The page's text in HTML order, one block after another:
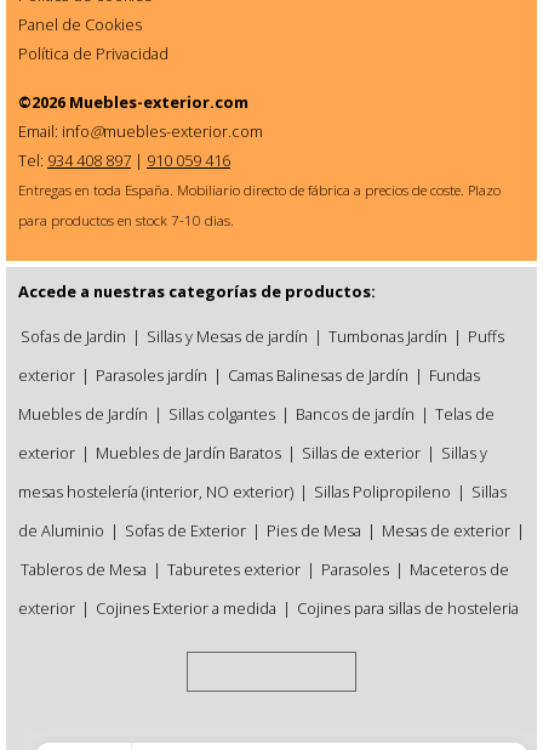
Panel de Cookies
Política de Privacidad
©2026 Muebles-exterior.com
Email: info@muebles-exterior.com
Tel: 934 408 897 | 910 059 416
Entregas en toda España. Mobiliario directo de fábrica a precios de coste. Plazo
para productos en stock 7-10 dias.
Accede a nuestras categorías de productos:
Sofas de Jardin | Sillas y Mesas de jardín | Tumbonas Jardín | Puffs
exterior | Parasoles jardín | Camas Balinesas de Jardín | Fundas
Muebles de Jardín | Sillas colgantes | Bancos de jardín | Telas de
exterior | Muebles de Jardín Baratos | Sillas de exterior | Sillas y
mesas hostelería (interior, NO exterior) | Sillas Polipropileno | Sillas
de Aluminio | Sofas de Exterior | Pies de Mesa | Mesas de exterior |
Tableros de Mesa | Taburetes exterior | Parasoles | Maceteros de
exterior | Cojines Exterior a medida | Cojines para sillas de hosteleria